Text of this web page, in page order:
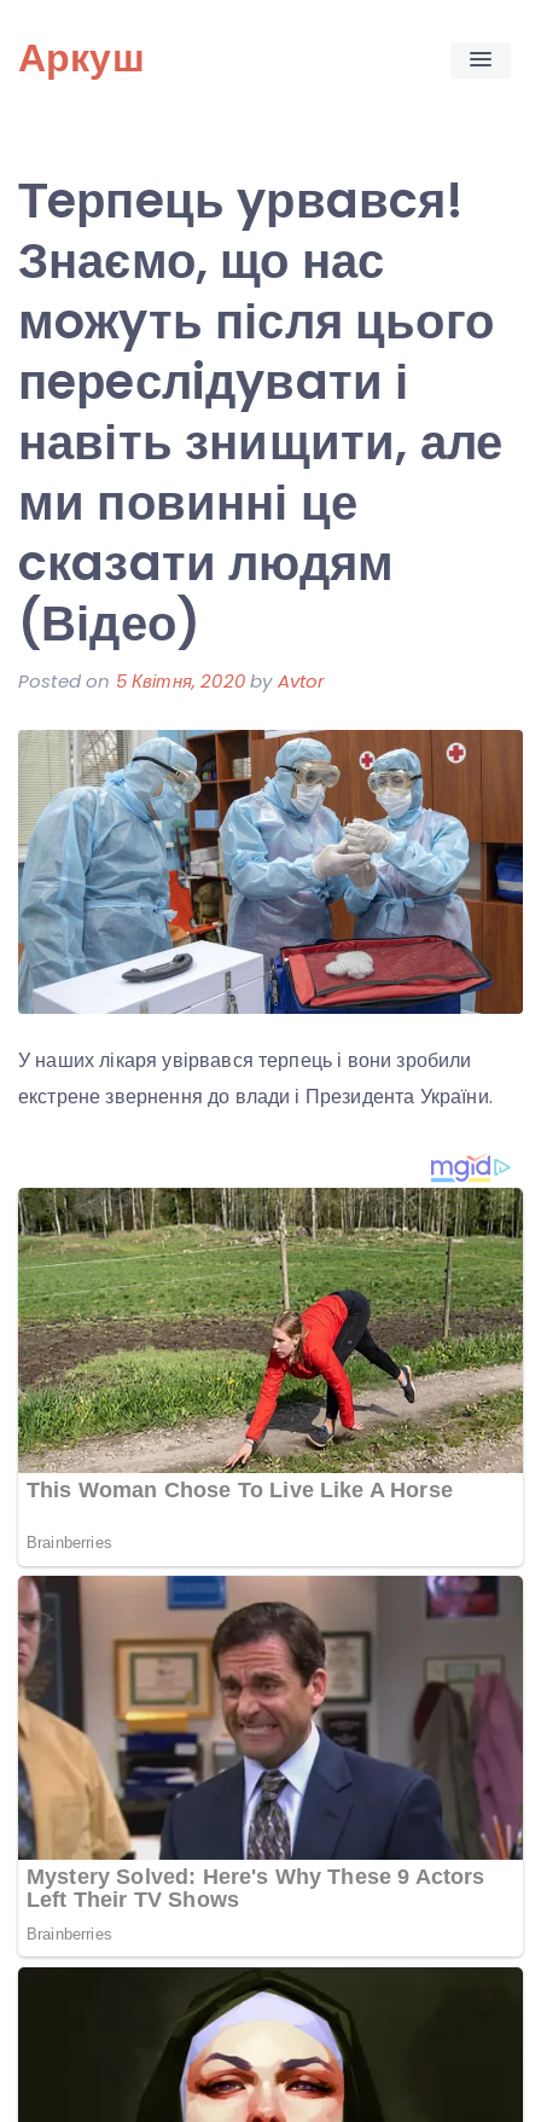
content
Аркуш
Тeрпeць yрвaвcя!
Знаємо, що нас
мoжyть після цього
пeрeслiдyвaти і
навіть знищити, але
ми повинні це
cкaзaти людям
(Відео)
Posted on 5 Квітня, 2020byAvtor
У наших лікаря увірвався терпець і вони зробили
екстрене звернення до влади і Президента України.